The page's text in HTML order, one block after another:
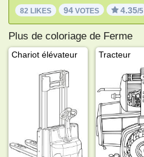
82 LIKES 94 VOTES 4.35/5
Plus de coloriage de Ferme
Chariot élévateur Tracteur